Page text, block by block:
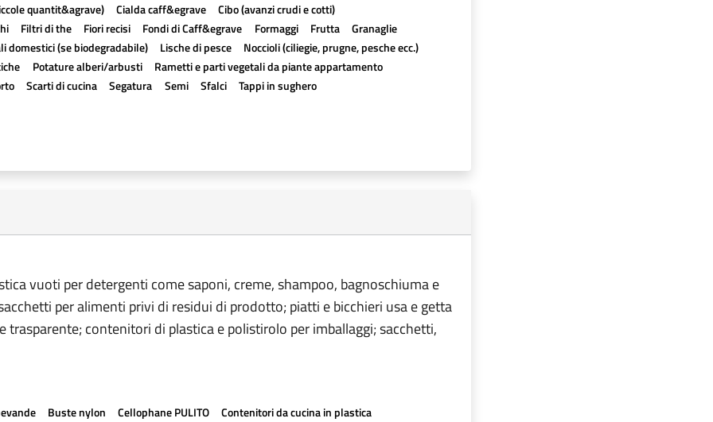
quantit&agrave) Cialda caff&egrave
Cibo (avanzi crudi e cotti)
Filtri di the Fiori recisi Fondi di Caff&egrave Formaggi Frutta
Granaglie
domestici (se biodegradabile) Lische di pesce
Noccioli (ciliegie, prugne, pesche ecc.)
Potature alberi/arbusti
Rametti e parti vegetali da piante appartamento
Scarti di cucina Segatura Semi Sfalci
Tappi in sughero
vuoti per detergenti come saponi, creme, shampoo, bagnoschiuma e
per alimenti privi di residui di prodotto; piatti e bicchieri usa e getta
contenitori di plastica e polistirolo per imballaggi; sacchetti,
Buste nylon Cellophane PULITO
Contenitori da cucina in plastica